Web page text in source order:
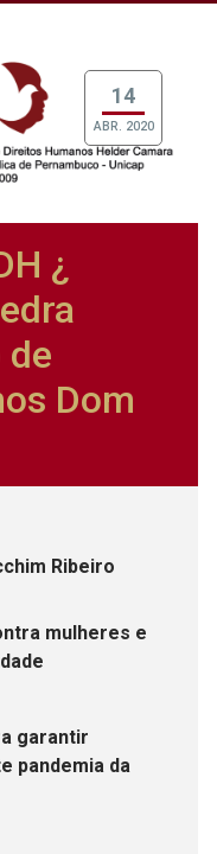
14
ABR. 2020
¿
de
Dom
Ribeiro
mulheres e
garantir
pandemia da